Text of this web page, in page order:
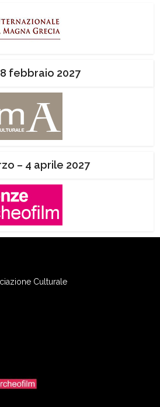
febbraio 2027
– 4 aprile 2027
Culturale